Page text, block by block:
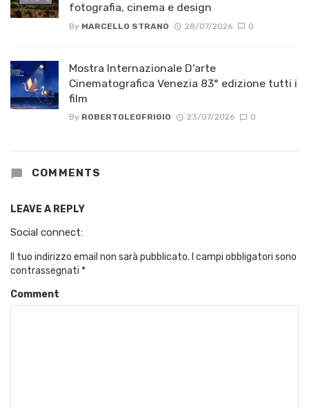
fotografia, cinema e design
By MARCELLO STRANO 28/07/2026 0
Mostra Internazionale D’arte
Cinematografica Venezia 83° edizione tutti i
film
By ROBERTOLEOFRIGIO 23/07/2026 0
COMMENTS
LEAVE A REPLY
Social connect:
Il tuo indirizzo email non sarà pubblicato. I campi obbligatori sono
contrassegnati *
Comment